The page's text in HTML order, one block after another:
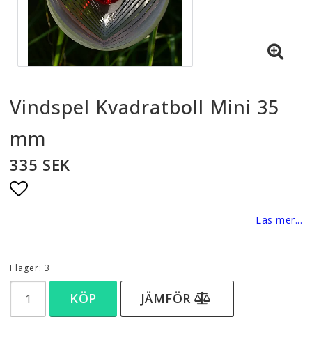
Vindspel Kvadratboll Mini 35
mm
335 SEK
Läs mer...
I lager: 3
KÖP JÄMFÖR